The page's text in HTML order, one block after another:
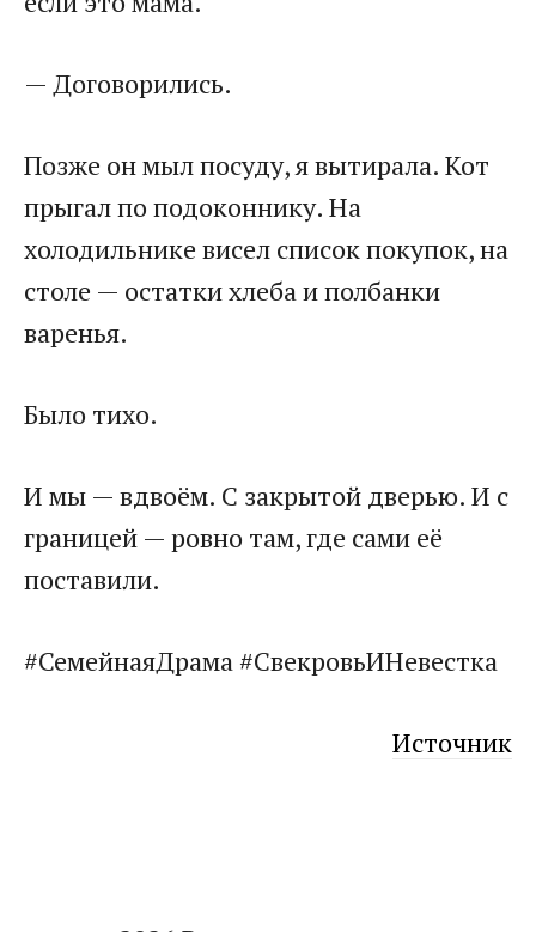
— Договорились.
Позже он мыл посуду, я вытирала. Кот
прыгал по подоконнику. На
холодильнике висел список покупок, на
столе — остатки хлеба и полбанки
варенья.
Было тихо.
И мы — вдвоём. С закрытой дверью. И с
границей — ровно там, где сами её
поставили.
#СемейнаяДрама #СвекровьИНевестка
Источник